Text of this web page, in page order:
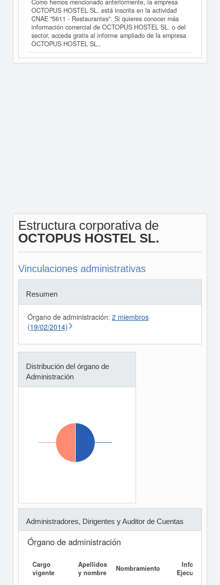
Como hemos mencionado anteriormente, la empresa
OCTOPUS HOSTEL SL. está inscrita en la actividad
CNAE "5611 - Restaurantes". Si quieres conocer más
información comercial de OCTOPUS HOSTEL SL. o del
sector, acceda gratis al informe ampliado de la empresa
OCTOPUS HOSTEL SL..
Estructura corporativa de
OCTOPUS HOSTEL SL.
Vinculaciones administrativas
Resumen
Órgano de administración: 2 miembros
(19/02/2014)
Distribución del órgano de
Administración
Administradores, Dirigentes y Auditor de Cuentas
Órgano de administración
Cargo
vigente
Apellidos
y nombre
Nombramiento
Informe
Ejecutivo